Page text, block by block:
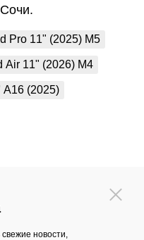
Pro 11" (2025) M5
Air 11" (2026) M4
A16 (2025)
новости,